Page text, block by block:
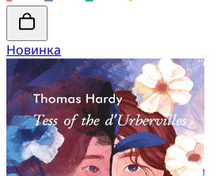
Новинка